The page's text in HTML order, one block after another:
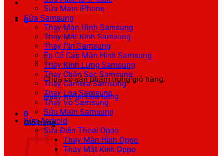
0
Chưa có sản phẩm trong giỏ hàng.
Quay trở lại cửa hàng
0
Giỏ hàng
Sửa Main iPhone
Sửa Samsung
Thay Màn Hình Samsung
Thay Mặt Kính Samsung
Thay Pin Samsung
Ép Cổ Cáp Màn Hình Samsung
Thay Kính Lưng Samsung
Thay Chân Sạc Samsung
Thay Camera Samsung
Thay Loa Samsung
Thay Vỏ Samsung
Sửa Main Samsung
Sửa Android
Sửa Điện Thoại Oppo
Thay Màn Hình Oppo
Thay Mặt Kính Oppo